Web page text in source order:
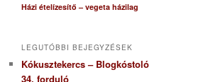
Házi ételízesítő – vegeta házilag
LEGUTÓBBI BEJEGYZÉSEK
Kókusztekercs – Blogkóstoló
34. forduló